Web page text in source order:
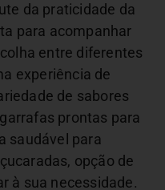
da praticidade da
para acompanhar
entre diferentes
experiência de
de sabores
prontas para
saudável para
opção de
à sua necessidade.